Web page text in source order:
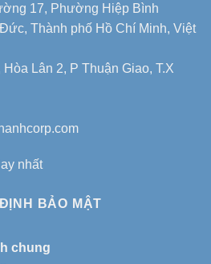
17, Phường Hiệp Bình
Thành phố Hồ Chí Minh, Việt
Lân 2, P Thuận Giao, T.X
nhất
BẢO MẬT
chung